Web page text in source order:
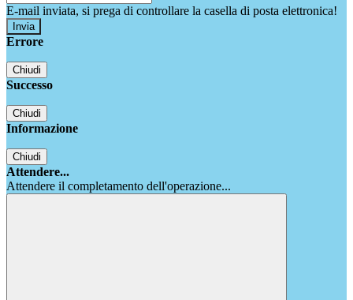
E-mail inviata, si prega di controllare la casella di posta elettronica!
Errore
Chiudi
Successo
Chiudi
Informazione
Chiudi
Attendere...
Attendere il completamento dell'operazione...